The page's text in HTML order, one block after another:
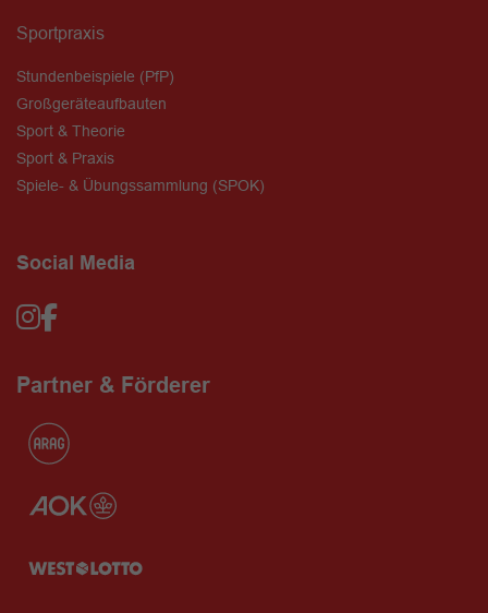
Sportpraxis
Stundenbeispiele (PfP)
Großgeräteaufbauten
Sport & Theorie
Sport & Praxis
Spiele- & Übungssammlung (SPOK)
Social Media
Partner & Förderer